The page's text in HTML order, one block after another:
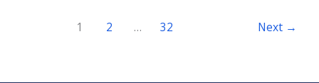
1 2 … 32 Next →